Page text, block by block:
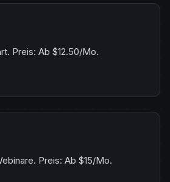
Preis: Ab $12.50/Mo.
Preis: Ab $15/Mo.